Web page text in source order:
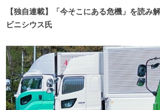
【独自連載】「今そこにある危機」を読
ビニシウス氏